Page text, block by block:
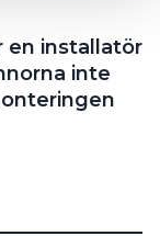
en installatör
inte